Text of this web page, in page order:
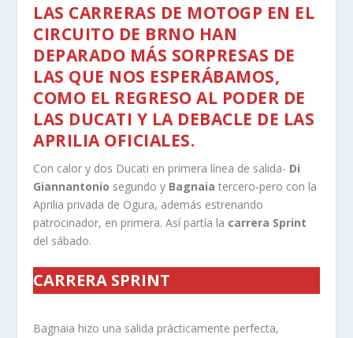
LAS CARRERAS DE MOTOGP EN EL
CIRCUITO DE BRNO HAN
DEPARADO MÁS SORPRESAS DE
LAS QUE NOS ESPERÁBAMOS,
COMO EL REGRESO AL PODER DE
LAS DUCATI Y LA DEBACLE DE LAS
APRILIA OFICIALES.
Con calor y dos Ducati en primera línea de salida- Di
Giannantonio segundo y Bagnaia tercero-pero con la
Aprilia privada de Ogura, además estrenando
patrocinador, en primera. Así partía la carrera Sprint
del sábado.
CARRERA SPRINT
Bagnaia hizo una salida prácticamente perfecta,